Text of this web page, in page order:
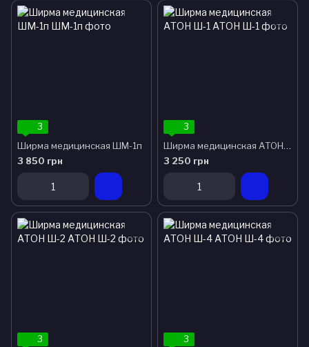
3
Ширма медицинская ШМ-1п
3 850 грн
3
Ширма медицинская АТОН Ш-1
3 250 грн
3 3